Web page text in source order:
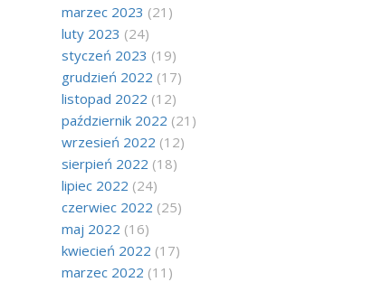
marzec 2023 (21)
luty 2023 (24)
styczeń 2023 (19)
grudzień 2022 (17)
listopad 2022 (12)
październik 2022 (21)
wrzesień 2022 (12)
sierpień 2022 (18)
lipiec 2022 (24)
czerwiec 2022 (25)
maj 2022 (16)
kwiecień 2022 (17)
marzec 2022 (11)